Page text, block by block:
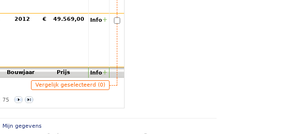
2012 € 49.569,00 Info+
Bouwjaar Prijs Info+
75
Vergelijk geselecteerd (0)
Mijn gegevens